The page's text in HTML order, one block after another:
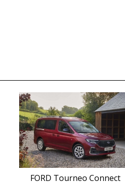
FORD Tourneo Connect